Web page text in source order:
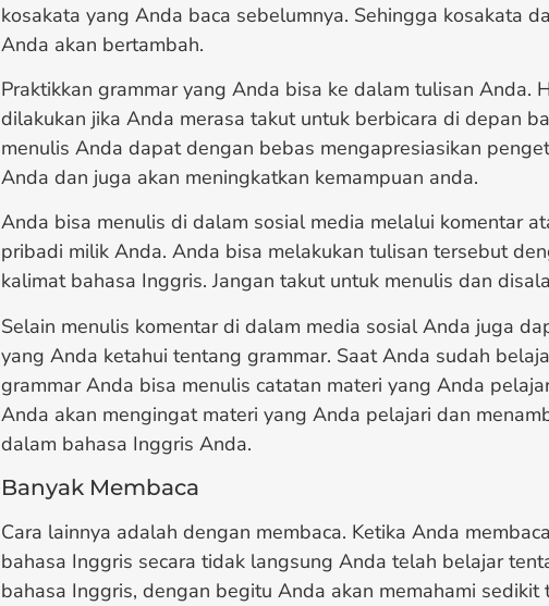
kosakata yang Anda baca sebelumnya. Sehingga kosakata
Anda akan bertambah.
Praktikkan grammar yang Anda bisa ke dalam tulisan Anda.
dilakukan jika Anda merasa takut untuk berbicara di depan
menulis Anda dapat dengan bebas mengapresiasikan
Anda dan juga akan meningkatkan kemampuan anda.
Anda bisa menulis di dalam sosial media melalui komentar
pribadi milik Anda. Anda bisa melakukan tulisan tersebut
kalimat bahasa Inggris. Jangan takut untuk menulis dan
Selain menulis komentar di dalam media sosial Anda juga
yang Anda ketahui tentang grammar. Saat Anda sudah
grammar Anda bisa menulis catatan materi yang Anda
Anda akan mengingat materi yang Anda pelajari dan
dalam bahasa Inggris Anda.
Banyak Membaca
Cara lainnya adalah dengan membaca. Ketika Anda
bahasa Inggris secara tidak langsung Anda telah belajar
bahasa Inggris, dengan begitu Anda akan memahami sedikit